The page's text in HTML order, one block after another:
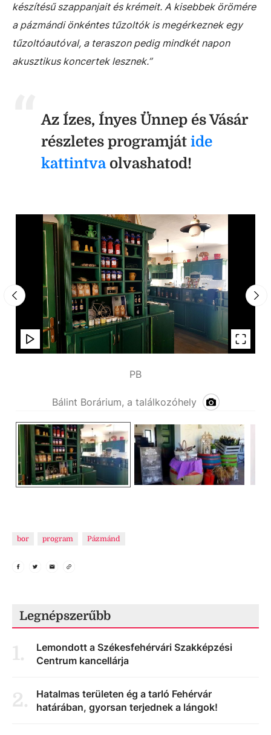
készítésű szappanjait és krémeit. A kisebbek örömére
a pázmándi önkéntes tűzoltók is megérkeznek egy
tűzoltóautóval, a teraszon pedig mindkét napon
akusztikus koncertek lesznek.”
Az Ízes, Ínyes Ünnep és Vásár
részletes programját ide
kattintvaolvashatod!
PB
Bálint Borárium, a találkozóhely
bor program Pázmánd
Legnépszerűbb
1.
Lemondott a Székesfehérvári Szakképzési
Centrum kancellárja
2.
Hatalmas területen ég a tarló Fehérvár
határában, gyorsan terjednek a lángok!